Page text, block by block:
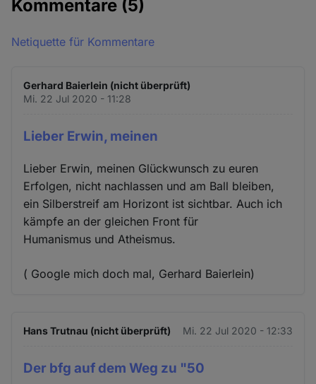
Kommentare (5)
Netiquette für Kommentare
Gerhard Baierlein (nicht überprüft)
Mi. 22 Jul 2020 - 11:28
Lieber Erwin, meinen
Lieber Erwin, meinen Glückwunsch zu euren
Erfolgen, nicht nachlassen und am Ball bleiben,
ein Silberstreif am Horizont ist sichtbar. Auch ich
kämpfe an der gleichen Front für
Humanismus und Atheismus.
( Google mich doch mal, Gerhard Baierlein)
Hans Trutnau (nicht überprüft) Mi. 22 Jul 2020 - 12:33
Der bfg auf dem Weg zu "50